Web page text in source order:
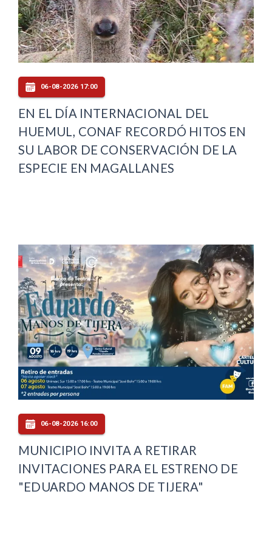
06-08-2026 17:00
EN EL DÍA INTERNACIONAL DEL
HUEMUL, CONAF RECORDÓ HITOS EN
SU LABOR DE CONSERVACIÓN DE LA
ESPECIE EN MAGALLANES
06-08-2026 16:00
MUNICIPIO INVITA A RETIRAR
INVITACIONES PARA EL ESTRENO DE
"EDUARDO MANOS DE TIJERA"